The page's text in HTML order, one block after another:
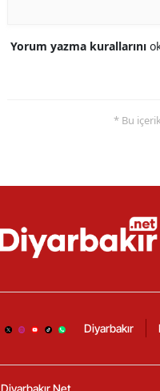
Yorum yazma kurallarını
* Bu
Diyarbakır
Diyarbakır Net.